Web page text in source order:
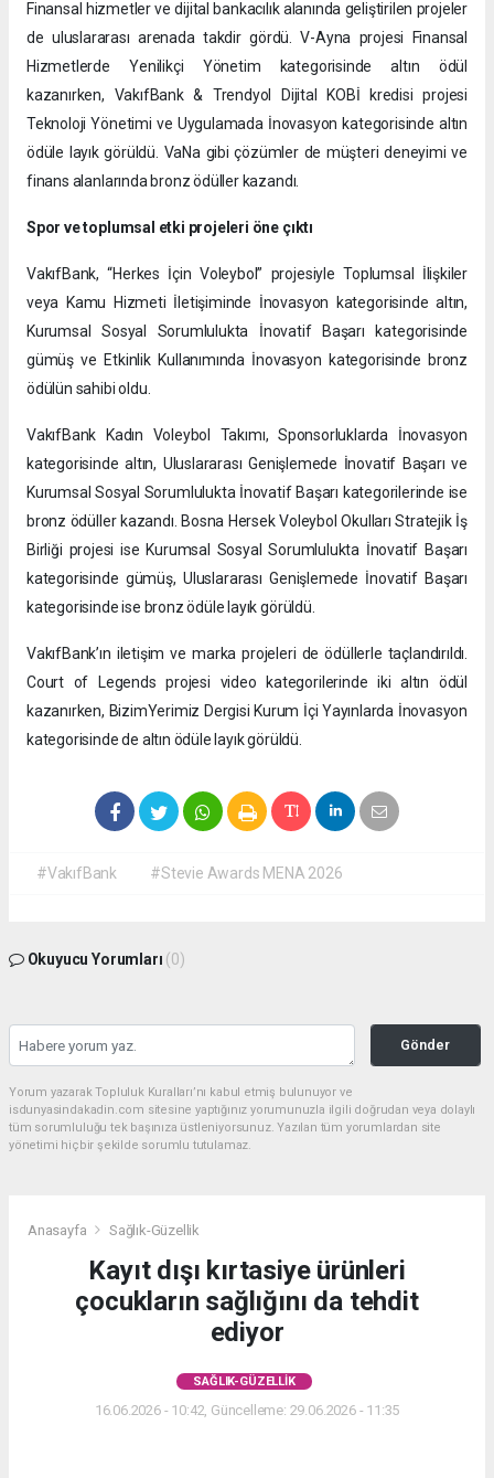
Finansal hizmetler ve dijital bankacılık alanında geliştirilen projeler
de uluslararası arenada takdir gördü. V-Ayna projesi Finansal
Hizmetlerde Yenilikçi Yönetim kategorisinde altın ödül
kazanırken, VakıfBank & Trendyol Dijital KOBİ kredisi projesi
Teknoloji Yönetimi ve Uygulamada İnovasyon kategorisinde altın
ödüle layık görüldü. VaNa gibi çözümler de müşteri deneyimi ve
finans alanlarında bronz ödüller kazandı.
Spor ve toplumsal etki projeleri öne çıktı
VakıfBank, “Herkes İçin Voleybol” projesiyle Toplumsal İlişkiler
veya Kamu Hizmeti İletişiminde İnovasyon kategorisinde altın,
Kurumsal Sosyal Sorumlulukta İnovatif Başarı kategorisinde
gümüş ve Etkinlik Kullanımında İnovasyon kategorisinde bronz
ödülün sahibi oldu.
VakıfBank Kadın Voleybol Takımı, Sponsorluklarda İnovasyon
kategorisinde altın, Uluslararası Genişlemede İnovatif Başarı ve
Kurumsal Sosyal Sorumlulukta İnovatif Başarı kategorilerinde ise
bronz ödüller kazandı. Bosna Hersek Voleybol Okulları Stratejik İş
Birliği projesi ise Kurumsal Sosyal Sorumlulukta İnovatif Başarı
kategorisinde gümüş, Uluslararası Genişlemede İnovatif Başarı
kategorisinde ise bronz ödüle layık görüldü.
VakıfBank’ın iletişim ve marka projeleri de ödüllerle taçlandırıldı.
Court of Legends projesi video kategorilerinde iki altın ödül
kazanırken, BizimYerimiz Dergisi Kurum İçi Yayınlarda İnovasyon
kategorisinde de altın ödüle layık görüldü.
#VakıfBank #Stevie Awards MENA 2026
Okuyucu Yorumları (0)
Gönder
Yorum yazarak Topluluk Kuralları’nı kabul etmiş bulunuyor ve
isdunyasindakadin.com sitesine yaptığınız yorumunuzla ilgili doğrudan veya dolaylı
tüm sorumluluğu tek başınıza üstleniyorsunuz. Yazılan tüm yorumlardan site
yönetimi hiçbir şekilde sorumlu tutulamaz.
Anasayfa Sağlık-Güzellik
Kayıt dışı kırtasiye ürünleri
çocukların sağlığını da tehdit
ediyor
SAĞLIK-GÜZELLIK
16.06.2026 - 10:42, Güncelleme: 29.06.2026 - 11:35